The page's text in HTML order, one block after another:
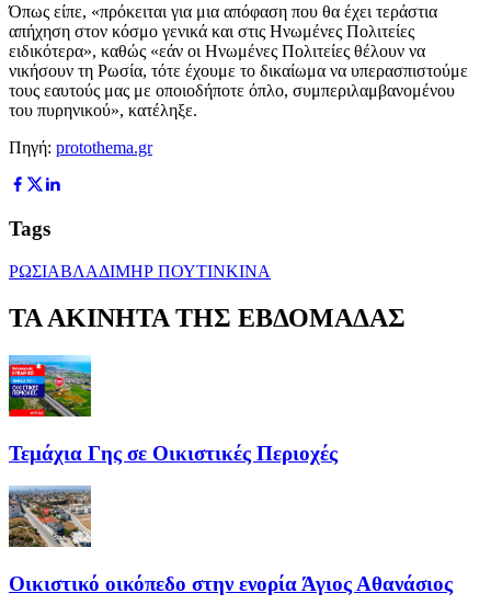
Όπως είπε, «πρόκειται για μια απόφαση που θα έχει τεράστια
απήχηση στον κόσμο γενικά και στις Ηνωμένες Πολιτείες
ειδικότερα», καθώς «εάν οι Ηνωμένες Πολιτείες θέλουν να
νικήσουν τη Ρωσία, τότε έχουμε το δικαίωμα να υπερασπιστούμε
τους εαυτούς μας με οποιοδήποτε όπλο, συμπεριλαμβανομένου
του πυρηνικού», κατέληξε.
Πηγή: protothema.gr
Tags
ΡΩΣΙΑΒΛΑΔΙΜΗΡ ΠΟΥΤΙΝΚΙΝΑ
ΤΑ ΑΚΙΝΗΤΑ ΤΗΣ ΕΒΔΟΜΑΔΑΣ
Τεμάχια Γης σε Οικιστικές Περιοχές
Οικιστικό οικόπεδο στην ενορία Άγιος Αθανάσιος